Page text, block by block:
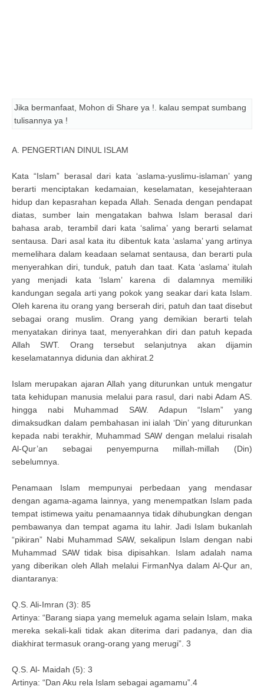
Jika bermanfaat, Mohon di Share ya !. kalau sempat sumbang
tulisannya ya !
A. PENGERTIAN DINUL ISLAM
Kata “Islam” berasal dari kata ‘aslama-yuslimu-islaman’ yang
berarti menciptakan kedamaian, keselamatan, kesejahteraan
hidup dan kepasrahan kepada Allah. Senada dengan pendapat
diatas, sumber lain mengatakan bahwa Islam berasal dari
bahasa arab, terambil dari kata ‘salima’ yang berarti selamat
sentausa. Dari asal kata itu dibentuk kata ‘aslama’ yang artinya
memelihara dalam keadaan selamat sentausa, dan berarti pula
menyerahkan diri, tunduk, patuh dan taat. Kata ‘aslama’ itulah
yang menjadi kata ‘Islam’ karena di dalamnya memiliki
kandungan segala arti yang pokok yang seakar dari kata Islam.
Oleh karena itu orang yang berserah diri, patuh dan taat disebut
sebagai orang muslim. Orang yang demikian berarti telah
menyatakan dirinya taat, menyerahkan diri dan patuh kepada
Allah SWT. Orang tersebut selanjutnya akan dijamin
keselamatannya didunia dan akhirat.2
Islam merupakan ajaran Allah yang diturunkan untuk mengatur
tata kehidupan manusia melalui para rasul, dari nabi Adam AS.
hingga nabi Muhammad SAW. Adapun “Islam” yang
dimaksudkan dalam pembahasan ini ialah ‘Din’ yang diturunkan
kepada nabi terakhir, Muhammad SAW dengan melalui risalah
Al-Qur’an sebagai penyempurna millah-millah (Din)
sebelumnya.
Penamaan Islam mempunyai perbedaan yang mendasar
dengan agama-agama lainnya, yang menempatkan Islam pada
tempat istimewa yaitu penamaannya tidak dihubungkan dengan
pembawanya dan tempat agama itu lahir. Jadi Islam bukanlah
“pikiran” Nabi Muhammad SAW, sekalipun Islam dengan nabi
Muhammad SAW tidak bisa dipisahkan. Islam adalah nama
yang diberikan oleh Allah melalui FirmanNya dalam Al-Qur an,
diantaranya:
Q.S. Ali-Imran (3): 85
Artinya: “Barang siapa yang memeluk agama selain Islam, maka
mereka sekali-kali tidak akan diterima dari padanya, dan dia
diakhirat termasuk orang-orang yang merugi”. 3
Q.S. Al- Maidah (5): 3
Artinya: “Dan Aku rela Islam sebagai agamamu”.4